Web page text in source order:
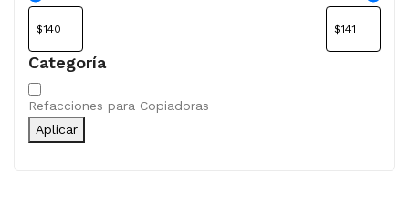
Categoría
Categoría
Refacciones para Copiadoras
Aplicar